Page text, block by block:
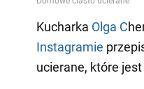
Kucharka Olga C
Instagramie
ucierane, które